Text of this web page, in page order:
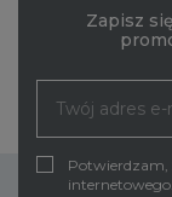
Zapisz
Potwierdzam,
internetowego.